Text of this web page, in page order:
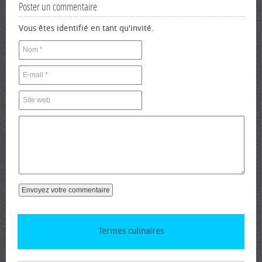
Poster un commentaire
Vous êtes identifié en tant qu'invité.
Termes culinaires